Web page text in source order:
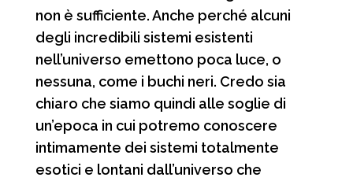
non è sufficiente. Anche perché alcuni
degli incredibili sistemi esistenti
nell’universo emettono poca luce, o
nessuna, come i buchi neri. Credo sia
chiaro che siamo quindi alle soglie di
un’epoca in cui potremo conoscere
intimamente dei sistemi totalmente
esotici e lontani dall’universo che